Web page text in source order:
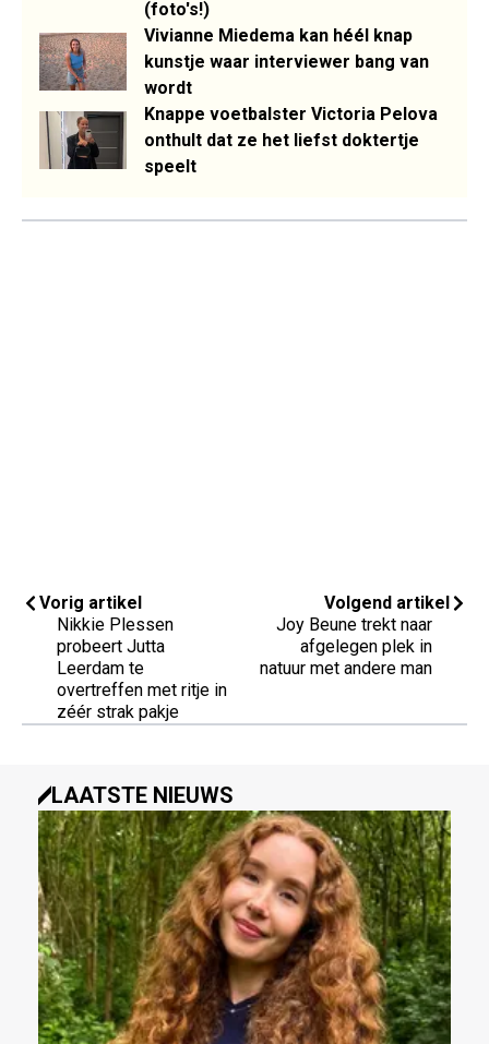
(foto's!)
Vivianne Miedema kan héél knap
kunstje waar interviewer bang van
wordt
Knappe voetbalster Victoria Pelova
onthult dat ze het liefst doktertje
speelt
Vorig artikel
Nikkie Plessen
probeert Jutta
Leerdam te
overtreffen met ritje in
zéér strak pakje
Volgend artikel
Joy Beune trekt naar
afgelegen plek in
natuur met andere man
LAATSTE NIEUWS